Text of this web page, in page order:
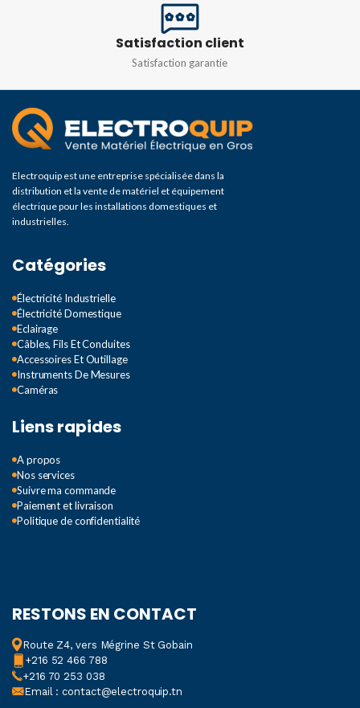
Satisfaction client
Satisfaction garantie
Electroquip est une entreprise spécialisée dans la
distribution et la vente de matériel et équipement
électrique pour les installations domestiques et
industrielles.
Catégories
Électricité Industrielle
Électricité Domestique
Eclairage
Câbles, Fils Et Conduites
Accessoires Et Outillage
Instruments De Mesures
Caméras
Liens rapides
A propos
Nos services
Suivre ma commande
Paiement et livraison
Politique de confidentialité
RESTONS EN CONTACT
Route Z4, vers Mégrine St Gobain
+216 52 466 788
+216 70 253 038
Email : contact@electroquip.tn